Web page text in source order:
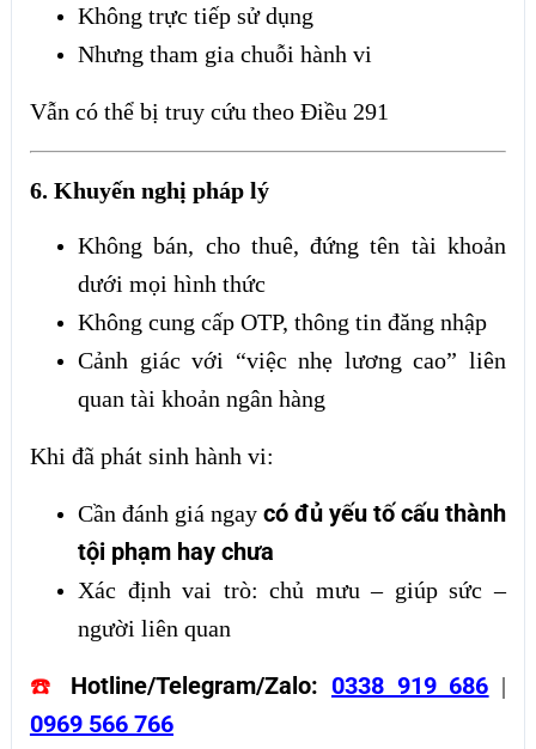
Không trực tiếp sử dụng
Nhưng tham gia chuỗi hành vi
Vẫn có thể bị truy cứu theo Điều 291
6. Khuyến nghị pháp lý
Không bán, cho thuê, đứng tên tài khoản
dưới mọi hình thức
Không cung cấp OTP, thông tin đăng nhập
Cảnh giác với “việc nhẹ lương cao” liên
quan tài khoản ngân hàng
Khi đã phát sinh hành vi:
Cần đánh giá ngay có đủ yếu tố cấu thành
tội phạm hay chưa
Xác định vai trò: chủ mưu – giúp sức –
người liên quan
☎️ Hotline/Telegram/Zalo: 0338 919 686 |
0969 566 766